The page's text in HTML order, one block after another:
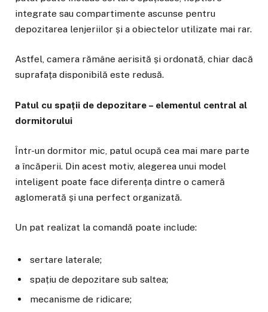
integrate sau compartimente ascunse pentru
depozitarea lenjeriilor și a obiectelor utilizate mai rar.
Astfel, camera rămâne aerisită și ordonată, chiar dacă
suprafața disponibilă este redusă.
Patul cu spații de depozitare – elementul central al
dormitorului
Într-un dormitor mic, patul ocupă cea mai mare parte
a încăperii. Din acest motiv, alegerea unui model
inteligent poate face diferența dintre o cameră
aglomerată și una perfect organizată.
Un pat realizat la comandă poate include:
sertare laterale;
spațiu de depozitare sub saltea;
mecanisme de ridicare;